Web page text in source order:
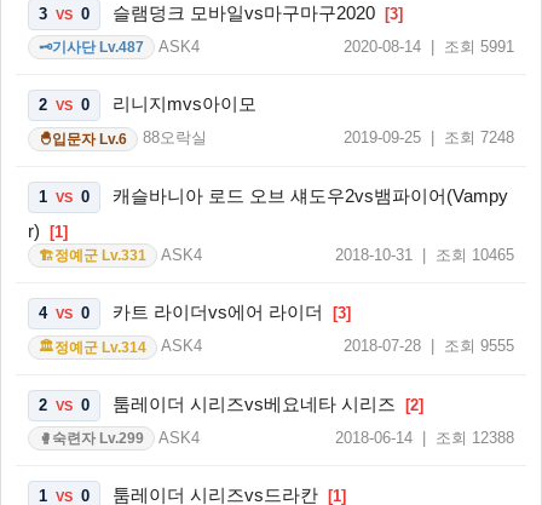
3 VS 0 슬램덩크 모바일vs마구마구2020 [3]
🗝️기사단 Lv.487 ASK4 2020-08-14 | 조회 5991
2 VS 0 리니지mvs아이모
🐣입문자 Lv.6 88오락실 2019-09-25 | 조회 7248
1 VS 0
캐슬바니아 로드 오브 섀도우2vs뱀파이어(Vampy
r) [1]
🏗️정예군 Lv.331 ASK4 2018-10-31 | 조회 10465
4 VS 0 카트 라이더vs에어 라이더 [3]
🏛️정예군 Lv.314 ASK4 2018-07-28 | 조회 9555
2 VS 0 툼레이더 시리즈vs베요네타 시리즈 [2]
🥊 숙련자 Lv.299 ASK4 2018-06-14 | 조회 12388
1 VS 0 툼레이더 시리즈vs드라칸 [1]